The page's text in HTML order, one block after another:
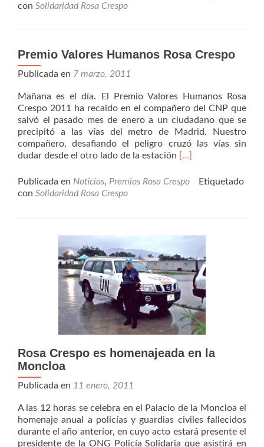
con Solidaridad Rosa Crespo
Premio Valores Humanos Rosa Crespo
Publicada en 7 marzo, 2011
Mañana es el día. El Premio Valores Humanos Rosa
Crespo 2011 ha recaido en el compañero del CNP que
salvó el pasado mes de enero a un ciudadano que se
precipitó a las vías del metro de Madrid. Nuestro
compañero, desafiando el peligro cruzó las vías sin
dudar desde el otro lado de la estación Leer
Valores
[…]
Publicada en Noticias, Premios Rosa Crespo
Etiquetado
con Solidaridad Rosa Crespo
Rosa Crespo es homenajeada en la
Moncloa
Publicada en 11 enero, 2011
A las 12 horas se celebra en el Palacio de la Moncloa el
homenaje anual a policías y guardias civiles fallecidos
durante el año anterior, en cuyo acto estará presente el
presidente de la ONG Policía Solidaria que asistirá en